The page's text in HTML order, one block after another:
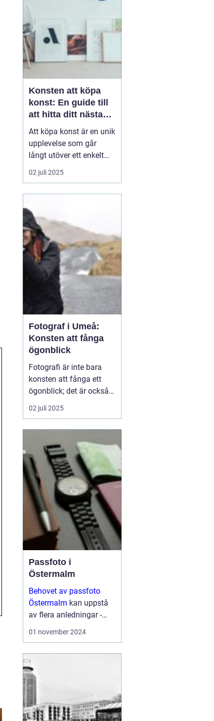
Konsten att köpa
konst: En guide till
att hitta ditt nästa
mästerverk
Att köpa konst är en unik
upplevelse som går
långt utöver ett enkelt
köpbeslut. Det handlar
om att sätta en personlig
konstnärers arbete, och
inte minst om a...
02 juli 2025
Fotograf i Umeå:
Konsten att fånga
ögonblick
Fotografi är inte bara
konsten att fånga ett
ögonblick; det är också
berättelsen som vi sakta
men säkert låter
stad i norra Sverige,
bidrar fotografer till...
02 juli 2025
Passfoto i
Östermalm
Behovet av passfoto
Östermalm kan uppstå
av flera anledningar -
vare sig det handlar om
kanske byta ut sitt k&...
01 november 2024